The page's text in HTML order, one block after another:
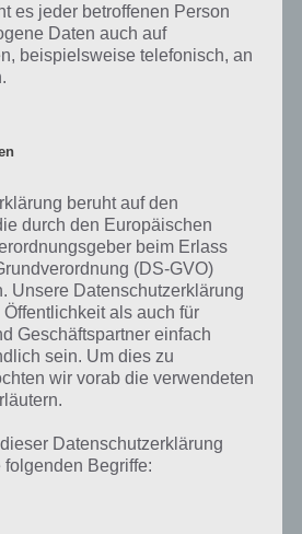
geschrieben, handelt es sich
8. Nokia hat im Windows Phone
sowie Apps wie Nokia Drive+Beta
Wie man den Homescreen
berichten wir auch künftig über
mit Android oder iOS gearbeitet hat,
8 allerdings umstellen. Statt einer
es nur die Kacheln, die man durchgehen
informiert zu werden. Über
Emails wird man aber auf dem
wenn man das Smartphone anmacht.
und in die Einstellungen ist etwas
allem bei Android, aber auch bei iOS
und Nokia
es jeder betroffenen Person
Daten auch auf
beispielsweise telefonisch, an
beruht auf den
durch den Europäischen
beim Erlass
(DS-GVO)
Unsere Datenschutzerklärung
als auch für
Geschäftspartner einfach
sein. Um dies zu
wir vorab die verwendeten
Datenschutzerklärung
Begriffe: